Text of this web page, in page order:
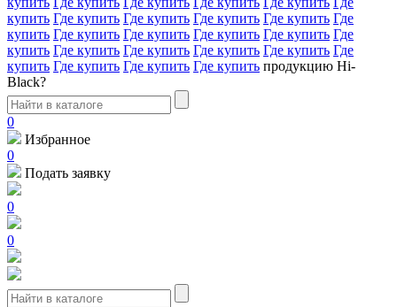
купить Где купить Где купить Где купить Где купить Где
купить Где купить Где купить Где купить Где купить Где
купить Где купить Где купить Где купить Где купить Где
купить Где купить Где купить Где купить продукцию Hi-
Black?
0
Избранное
0
Подать заявку
0
0